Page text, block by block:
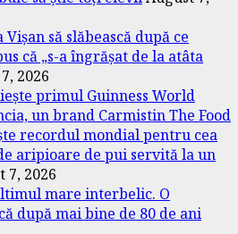
să slăbească după ce
că „s-a îngrășat de la atâta
2026
primul Guinness World
un brand Carmistin The Food
recordul mondial pentru cea
aripioare de pui servită la un
7, 2026
mare interbelic. O
după mai bine de 80 de ani